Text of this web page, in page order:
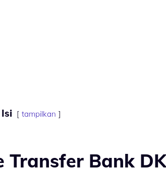
tampilkan
Transfer Bank